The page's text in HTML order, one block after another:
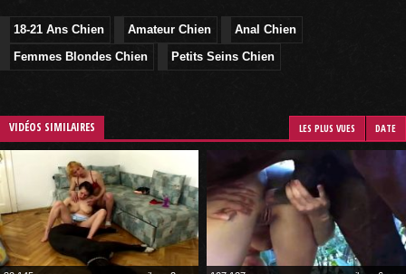
18-21 Ans Chien Amateur Chien
Anal Chien
Femmes Blondes Chien
Petits Seins Chien
VIDÉOS SIMILAIRES LES PLUS VUES DATE